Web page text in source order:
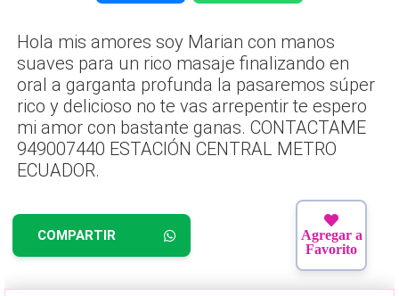
Hola mis amores soy Marian con manos
suaves para un rico masaje finalizando en
oral a garganta profunda la pasaremos súper
rico y delicioso no te vas arrepentir te espero
mi amor con bastante ganas. CONTACTAME
949007440 ESTACIÓN CENTRAL METRO
ECUADOR.
COMPARTIR
Agregar a
Favorito